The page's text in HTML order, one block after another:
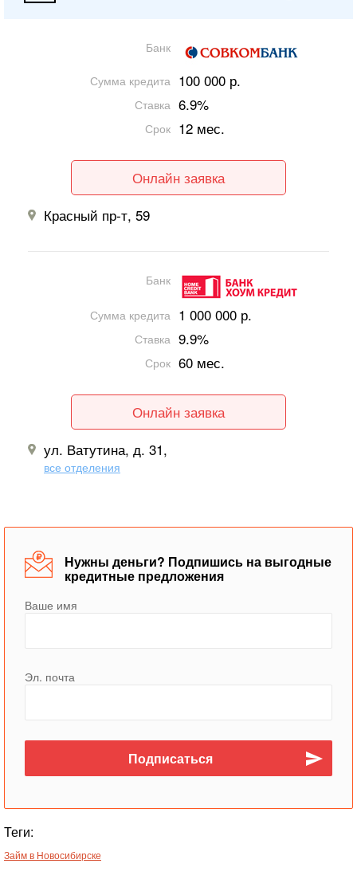
Банк
Сумма кредита 100 000 р.
Ставка 6.9%
Срок 12 мес.
Онлайн заявка
Красный пр-т, 59
Банк
Сумма кредита 1 000 000 р.
Ставка 9.9%
Срок 60 мес.
Онлайн заявка
ул. Ватутина, д. 31,
все отделения
Нужны деньги? Подпишись на выгодные
кредитные предложения
Ваше имя
Эл. почта
Теги:
Займ в Новосибирске